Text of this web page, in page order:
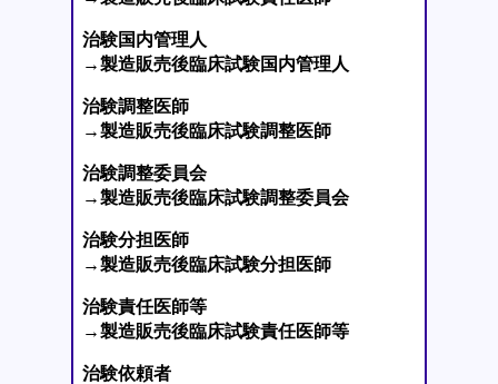
治験国内管理人
→製造販売後臨床試験国内管理人
治験調整医師
→製造販売後臨床試験調整医師
治験調整委員会
→製造販売後臨床試験調整委員会
治験分担医師
→製造販売後臨床試験分担医師
治験責任医師等
→製造販売後臨床試験責任医師等
治験依頼者